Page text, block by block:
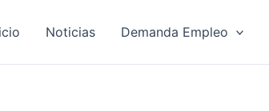
Noticias Demanda Empleo